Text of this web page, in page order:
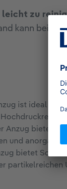
zu
kann bei
ist ideal für
Anzug bietet
und
bietet
partikelreichen